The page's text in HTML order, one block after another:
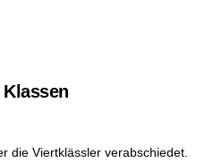
die Viertklässler verabschiedet.